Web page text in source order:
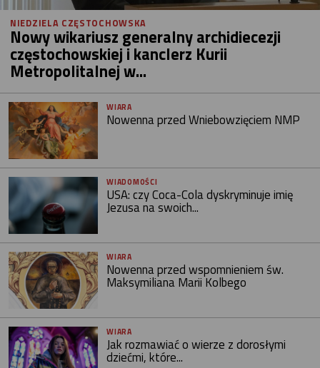
NIEDZIELA CZĘSTOCHOWSKA
Nowy wikariusz generalny archidiecezji
częstochowskiej i kanclerz Kurii
Metropolitalnej w...
WIARA
Nowenna przed Wniebowzięciem NMP
WIADOMOŚCI
USA: czy Coca-Cola dyskryminuje imię
Jezusa na swoich...
WIARA
Nowenna przed wspomnieniem św.
Maksymiliana Marii Kolbego
WIARA
Jak rozmawiać o wierze z dorosłymi
dziećmi, które...